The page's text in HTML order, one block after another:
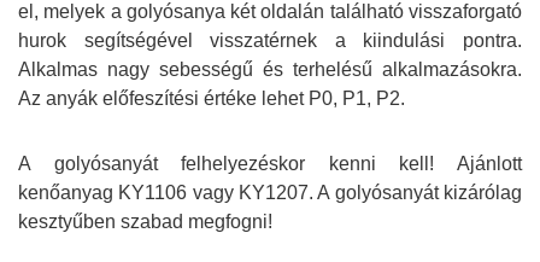
el, melyek a golyósanya két oldalán található visszaforgató
hurok segítségével visszatérnek a kiindulási pontra.
Alkalmas nagy sebességű és terhelésű alkalmazásokra.
Az anyák előfeszítési értéke lehet P0, P1, P2.
A golyósanyát felhelyezéskor kenni kell! Ajánlott
kenőanyag KY1106 vagy KY1207. A golyósanyát kizárólag
kesztyűben szabad megfogni!